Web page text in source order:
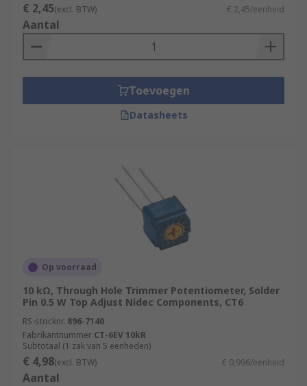
€ 2,45(excl. BTW) € 2,45/eenheid
Aantal
Toevoegen
Datasheets
Op voorraad
10 kΩ, Through Hole Trimmer Potentiometer, Solder
Pin 0.5 W Top Adjust Nidec Components, CT6
RS-stocknr. 896-7140
Fabrikantnummer CT-6EV 10kR
Subtotaal (1 zak van 5 eenheden)
€ 4,98(excl. BTW) € 0,996/eenheid
Aantal